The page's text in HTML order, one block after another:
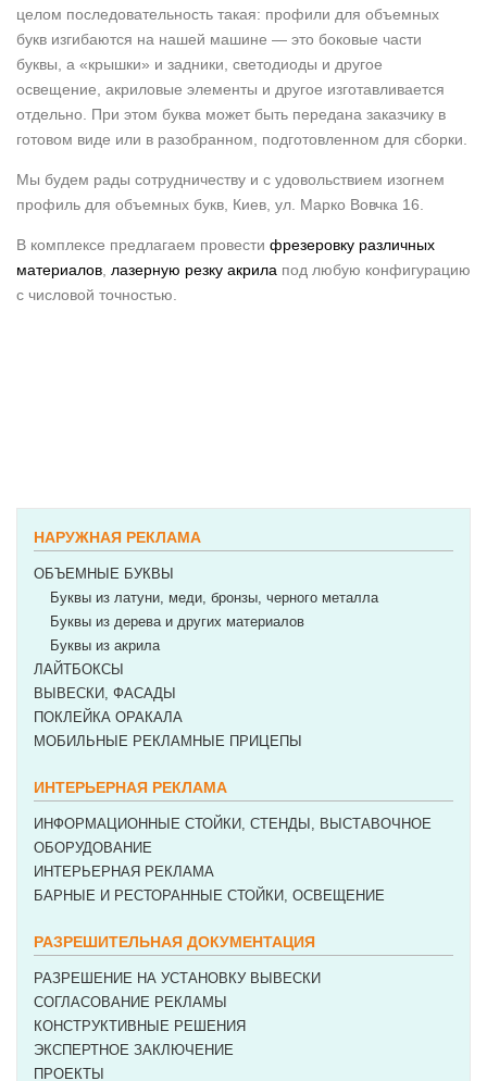
целом последовательность такая: профили для объемных
букв изгибаются на нашей машине — это боковые части
буквы, а «крышки» и задники, светодиоды и другое
освещение, акриловые элементы и другое изготавливается
отдельно. При этом буква может быть передана заказчику в
готовом виде или в разобранном, подготовленном для сборки.
Мы будем рады сотрудничеству и с удовольствием изогнем
профиль для объемных букв, Киев, ул. Марко Вовчка 16.
В комплексе предлагаем провести фрезеровку различных
материалов лазерную резку акрила под любую конфигурацию
с числовой точностью.
НАРУЖНАЯ РЕКЛАМА
ОБЪЕМНЫЕ БУКВЫ
Буквы из латуни, меди, бронзы, черного металла
Буквы из дерева и других материалов
Буквы из акрила
ЛАЙТБОКСЫ
ВЫВЕСКИ, ФАСАДЫ
ПОКЛЕЙКА ОРАКАЛА
МОБИЛЬНЫЕ РЕКЛАМНЫЕ ПРИЦЕПЫ
ИНТЕРЬЕРНАЯ РЕКЛАМА
ИНФОРМАЦИОННЫЕ СТОЙКИ, СТЕНДЫ, ВЫСТАВОЧНОЕ
ОБОРУДОВАНИЕ
ИНТЕРЬЕРНАЯ РЕКЛАМА
БАРНЫЕ И РЕСТОРАННЫЕ СТОЙКИ, ОСВЕЩЕНИЕ
РАЗРЕШИТЕЛЬНАЯ ДОКУМЕНТАЦИЯ
РАЗРЕШЕНИЕ НА УСТАНОВКУ ВЫВЕСКИ
СОГЛАСОВАНИЕ РЕКЛАМЫ
КОНСТРУКТИВНЫЕ РЕШЕНИЯ
ЭКСПЕРТНОЕ ЗАКЛЮЧЕНИЕ
ПРОЕКТЫ